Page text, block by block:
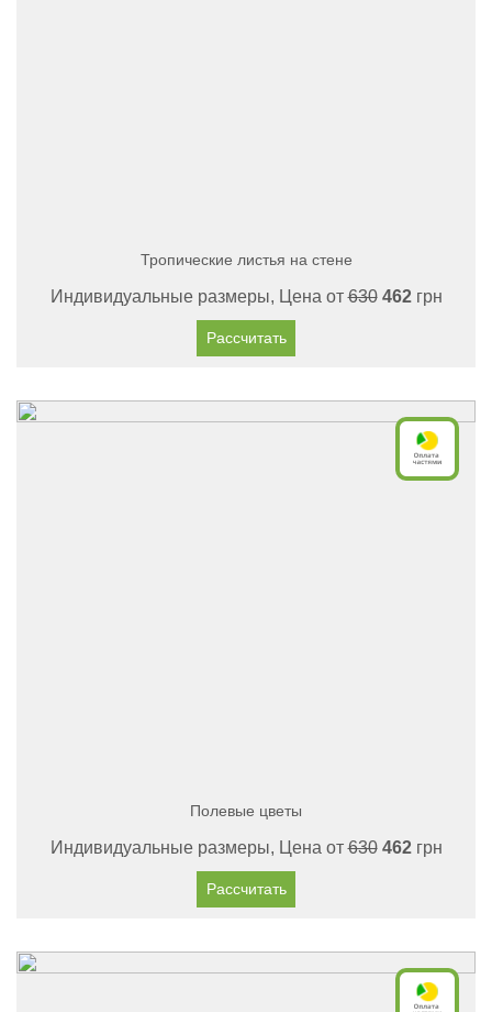
Тропические листья на стене
Индивидуальные размеры, Цена от630 462грн
Рассчитать
Полевые цветы
Индивидуальные размеры, Цена от630 462грн
Рассчитать